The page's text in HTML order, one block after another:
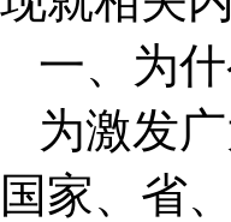
一、为
为激发
国家、省